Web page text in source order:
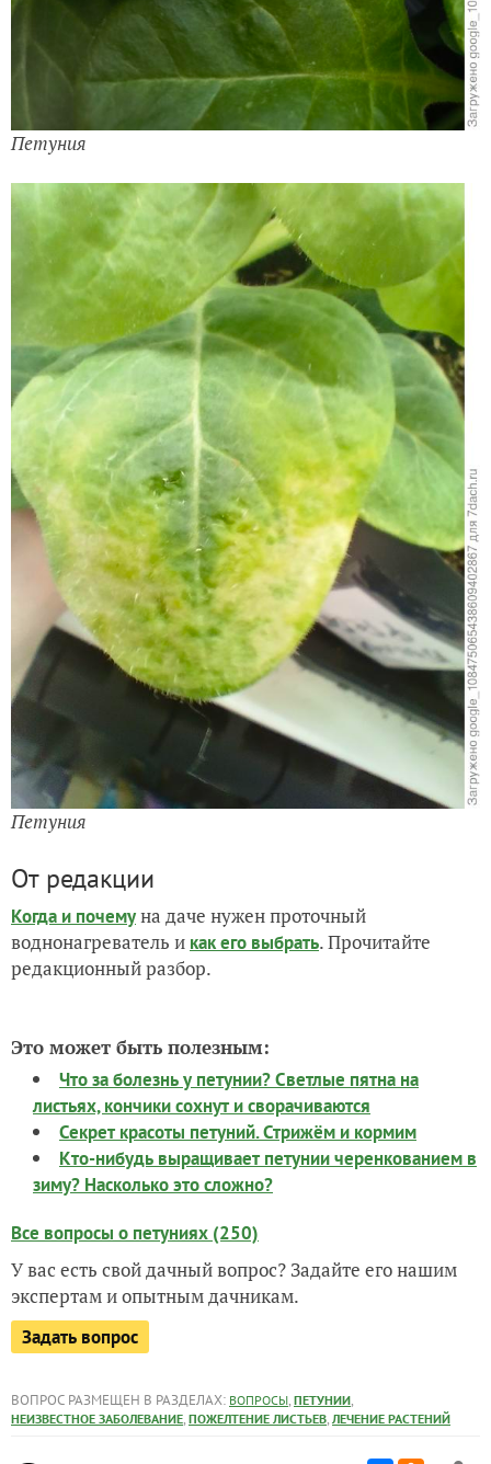
Петуния
Петуния
От редакции
Когда и почемуна даче нужен проточный
воднонагреватель и как его выбрать. Прочитайте
редакционный разбор.
Это может быть полезным:
Что за болезнь у петунии? Светлые пятна на
листьях, кончики сохнут и сворачиваются
Секрет красоты петуний. Стрижём и кормим
Кто-нибудь выращивает петунии черенкованием в
зиму? Насколько это сложно?
Все вопросы о петуниях (250)
У вас есть свой дачный вопрос? Задайте его нашим
экспертам и опытным дачникам.
Задать вопрос
ВОПРОС РАЗМЕЩЕН В РАЗДЕЛАХ: ВОПРОСЫ, ПЕТУНИИ,
НЕИЗВЕСТНОЕ ЗАБОЛЕВАНИЕ, ПОЖЕЛТЕНИЕ ЛИСТЬЕВ, ЛЕЧЕНИЕ РАСТЕНИЙ